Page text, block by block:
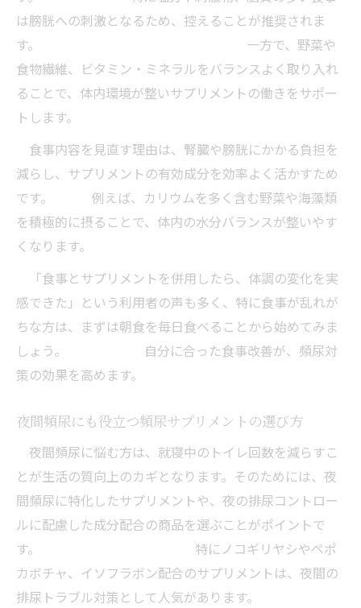
は膀胱への刺激となるため、控えることが推奨されま
す。 一方で、野菜や
食物繊維、ビタミン・ミネラルをバランスよく取り入れ
ることで、体内環境が整いサプリメントの働きをサポー
トします。
食事内容を見直す理由は、腎臓や膀胱にかかる負担を
減らし、サプリメントの有効成分を効率よく活かすため
です。 例えば、カリウムを多く含む野菜や海藻類
を積極的に摂ることで、体内の水分バランスが整いやす
くなります。
「食事とサプリメントを併用したら、体調の変化を実
感できた」という利用者の声も多く、特に食事が乱れが
ちな方は、まずは朝食を毎日食べることから始めてみま
しょう。 自分に合った食事改善が、頻尿対
策の効果を高めます。
夜間頻尿にも役立つ頻尿サプリメントの選び方
夜間頻尿に悩む方は、就寝中のトイレ回数を減らすこ
とが生活の質向上のカギとなります。そのためには、夜
間頻尿に特化したサプリメントや、夜の排尿コントロー
ルに配慮した成分配合の商品を選ぶことがポイントで
す。 特にノコギリヤシやペポ
カボチャ、イソフラボン配合のサプリメントは、夜間の
排尿トラブル対策として人気があります。